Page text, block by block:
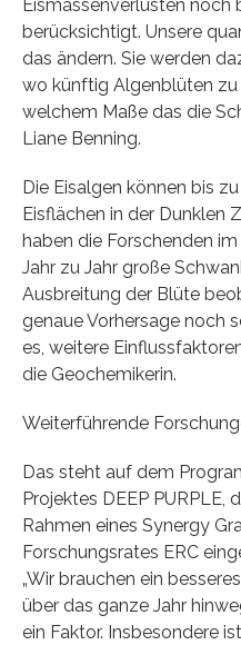
Eismassenverlusten
berücksichtigt. Unsere
das ändern. Sie werden
wo künftig Algenblüten zu
welchem Maße das die
Liane Benning.
Die Eisalgen können bis
Eisflächen in der Dunklen
haben die Forschenden
Jahr zu Jahr große
Ausbreitung der Blüte
genaue Vorhersage noch
es, weitere
die Geochemikerin.
Weiterführende
Das steht auf dem
Projektes DEEP PURPLE,
Rahmen eines Synergy
Forschungsrates ERC
„Wir brauchen ein
über das ganze Jahr
ein Faktor. Insbesondere